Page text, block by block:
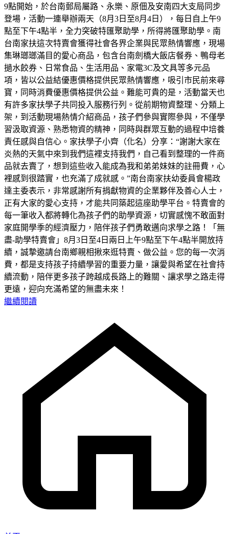
9點開始，於台南郵局屬路、永樂、原佃及安南四大支局同步
登場，活動一連舉辦兩天（8月3日至8月4日），每日自上午9
點至下午4點半，全力突破特匯聚助學，所得將匯聚助學。南
台南家扶這次特賣會獲得社會各界企業與民眾熱情響應，現場
集琳瑯瑯滿目的愛心商品，包含台南劍橋大飯店餐券、鴨母老
撾水餃券、日常食品、生活用品、家電3C及文具等多元品
項，皆以公益結優惠價格提供民眾熱情響應，吸引市民前來尋
寶，同時消費優惠價格提供公益。難能可貴的是，活動當天也
有許多家扶學子共同投入服務行列。從前期物資整理、分類上
架，到活動現場熱情介紹商品，孩子們參與實際參與，不僅學
習汲取資源、熟悉物資的精神，同時與群眾互動的過程中培養
責任感與自信心。家扶學子小齊（化名）分享：“謝謝大家在
炎熱的天氣中來到我們這裡支持我們，自己看到整理的一件商
品就去賣了，想到這些收入能成為我和弟弟妹妹的註冊費，心
裡感到很踏實，也充滿了成就感。”南台南家扶幼委員會楊政
達主委表示，非常感謝所有捐獻物資的企業夥伴及善心人士，
正有大家的愛心支持，才能共同築起這座助學平台。特賣會的
每一筆收入都將轉化為孩子們的助學資源，切實感愧不敢面對
家庭開學季的經濟壓力，陪伴孩子們勇敢邁向求學之路！「無
盡-助學特賣會」8月3日至4日兩日上午9點至下午4點半開放持
續，誠摯邀請台南鄉親相揪來逛特賣、做公益。您的每一次消
費，都是支持孩子持續學習的重要力量，讓愛與希望在社會持
續流動，陪伴更多孩子跨越成長路上的難關、讓求學之路走得
更遠，迎向充滿希望的無盡未來！
繼續閱讀